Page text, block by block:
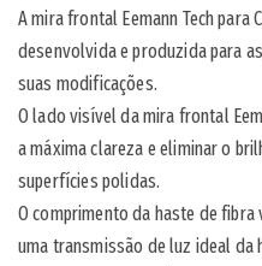
A mira frontal Eemann Tech para
desenvolvida e produzida para
suas modificações.
O lado visível da mira frontal
a máxima clareza e eliminar o
superfícies polidas.
O comprimento da haste de
uma transmissão de luz ideal da